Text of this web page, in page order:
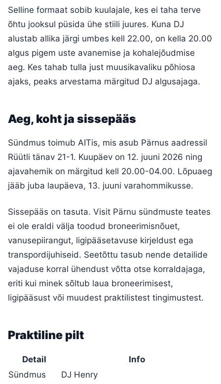
Selline formaat sobib kuulajale, kes ei taha terve
õhtu jooksul püsida ühe stiili juures. Kuna DJ
alustab allika järgi umbes kell 22.00, on kella 20.00
algus pigem uste avanemise ja kohalejõudmise
aeg. Kes tahab tulla just muusikavaliku põhiosa
ajaks, peaks arvestama märgitud DJ algusajaga.
Aeg, koht ja sissepääs
Sündmus toimub AITis, mis asub Pärnus aadressil
Rüütli tänav 21-1. Kuupäev on 12. juuni 2026 ning
ajavahemik on märgitud kell 20.00-04.00. Lõpuaeg
jääb juba laupäeva, 13. juuni varahommikusse.
Sissepääs on tasuta. Visit Pärnu sündmuste teates
ei ole eraldi välja toodud broneerimisnõuet,
vanusepiirangut, ligipääsetavuse kirjeldust ega
transpordijuhiseid. Seetõttu tasub nende detailide
vajaduse korral ühendust võtta otse korraldajaga,
eriti kui minek sõltub laua broneerimisest,
ligipääsust või muudest praktilistest tingimustest.
Praktiline pilt
Detail
Info
Sündmus
DJ Henry